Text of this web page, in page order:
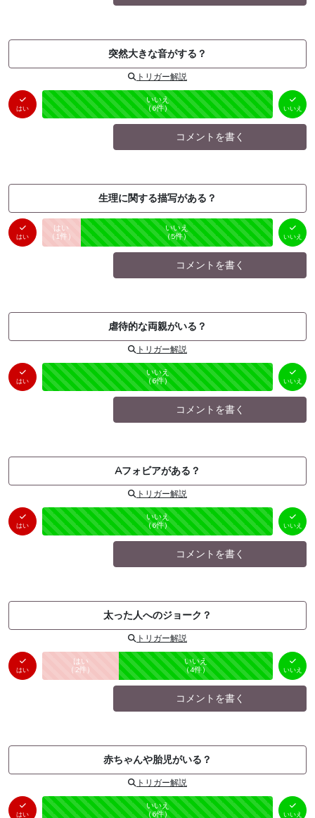
突然大きな音がする？
トリガー解説
はい
はい
（0件）
未投票
いいえ
（6件） いいえ
コメントを書く
生理に関する描写がある？
はい
はい
（ 1件） 未投票
いいえ
（5件） いいえ
コメントを書く
虐待的な両親がいる？
トリガー解説
はい
はい
（0件）
未投票
いいえ
（6件） いいえ
コメントを書く
Aフォビアがある？
トリガー解説
はい
はい
（0件）
未投票
いいえ
（6件） いいえ
コメントを書く
太った人へのジョーク？
トリガー解説
はい
はい
（ 2件） 未投票
いいえ
（4件） いいえ
コメントを書く
赤ちゃんや胎児がいる？
トリガー解説
はい
はい
（0件）
未投票
いいえ
（6件） いいえ